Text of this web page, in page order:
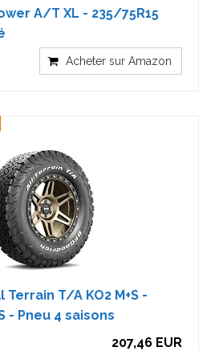
A/T XL - 235/75R15
Acheter sur Amazon
Terrain T/A KO2 M+S -
- Pneu 4 saisons
207,46 EUR